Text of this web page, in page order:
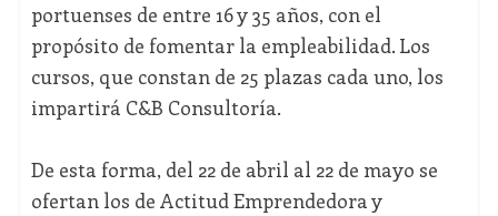
portuenses de entre 16 y 35 años, con el
propósito de fomentar la empleabilidad. Los
cursos, que constan de 25 plazas cada uno, los
impartirá C&B Consultoría.
De esta forma, del 22 de abril al 22 de mayo se
ofertan los de Actitud Emprendedora y